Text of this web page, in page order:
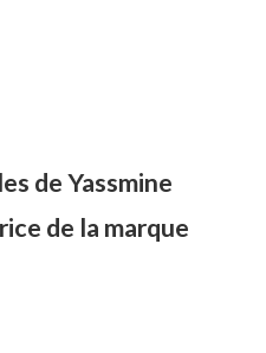
de Yassmine
de la marque